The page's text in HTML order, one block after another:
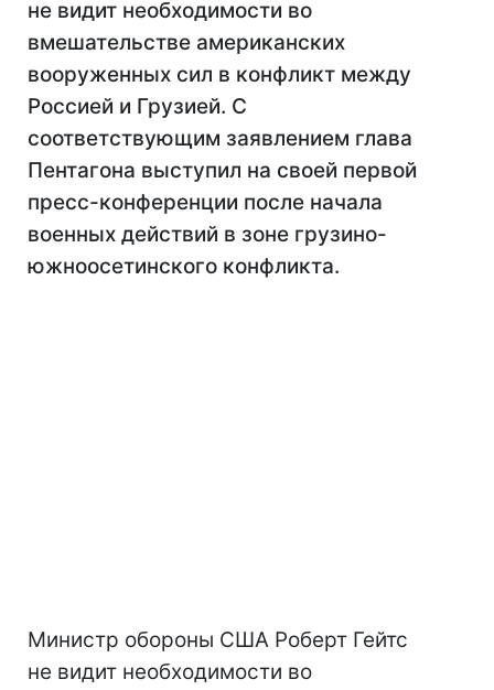
не видит необходимости во
вмешательстве американских
вооруженных сил в конфликт между
Россией и Грузией. С
соответствующим заявлением глава
Пентагона выступил на своей первой
пресс-конференции после начала
военных действий в зоне грузино-
южноосетинского конфликта.
Министр обороны США Роберт Гейтс
не видит необходимости во